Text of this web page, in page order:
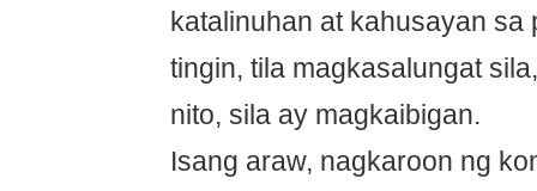
katalinuhan at kahusayan sa
tingin, tila magkasalungat
nito, sila ay magkaibigan.
Isang araw, nagkaroon ng